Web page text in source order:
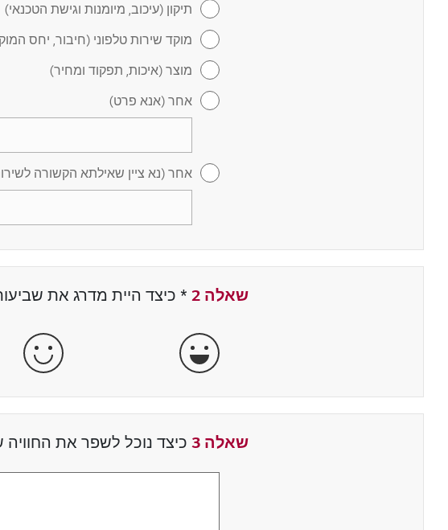
תיקון (עיכוב, מיומנות וגישת הטכנאי)
מוקד שירות טלפוני (חיבור, יחס
מוצר (איכות, תפקוד ומחיר)
אחר (אנא פרט)
אחר (נא ציין שאילתא הקשורה
שאלה 2 * שדה חובה
כיצד היית מדרג את
מאוד מרוצה מרוצה
שאלה 3 כיצד נוכל לשפר את